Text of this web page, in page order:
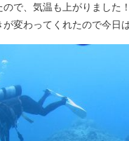
ので、気温も上がりまし
変わってくれたので今日